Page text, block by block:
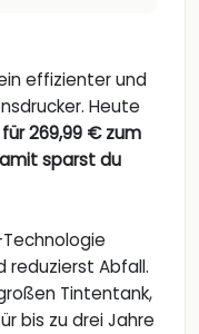
effizienter und
Heute
269,99 € zum
sparst du
reduzierst Abfall.
Tintentank,
bis zu drei Jahre